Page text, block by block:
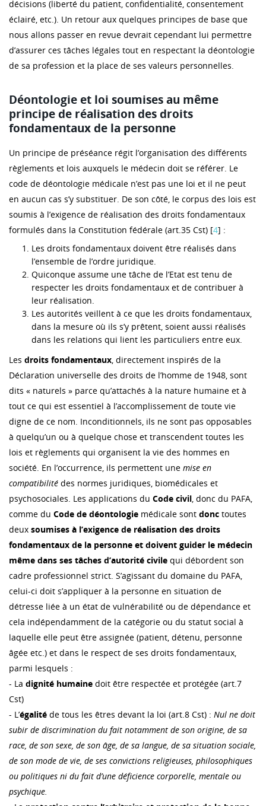
décisions (liberté du patient, confidentialité, consentement
éclairé, etc.). Un retour aux quelques principes de base que
nous allons passer en revue devrait cependant lui permettre
d’assurer ces tâches légales tout en respectant la déontologie
de sa profession et la place de ses valeurs personnelles.
Déontologie et loi soumises au même
principe de réalisation des droits
fondamentaux de la personne
Un principe de préséance régit l’organisation des différents
règlements et lois auxquels le médecin doit se référer. Le
code de déontologie médicale n’est pas une loi et il ne peut
en aucun cas s’y substituer. De son côté, le corpus des lois est
soumis à l’exigence de réalisation des droits fondamentaux
formulés dans la Constitution fédérale (art.35 Cst) [4] :
Les droits fondamentaux doivent être réalisés dans
l’ensemble de l’ordre juridique.
Quiconque assume une tâche de l’Etat est tenu de
respecter les droits fondamentaux et de contribuer à
leur réalisation.
Les autorités veillent à ce que les droits fondamentaux,
dans la mesure où ils s’y prêtent, soient aussi réalisés
dans les relations qui lient les particuliers entre eux.
Les droits fondamentaux, directement inspirés de la
Déclaration universelle des droits de l’homme de 1948, sont
dits « naturels » parce qu’attachés à la nature humaine et à
tout ce qui est essentiel à l’accomplissement de toute vie
digne de ce nom. Inconditionnels, ils ne sont pas opposables
à quelqu’un ou à quelque chose et transcendent toutes les
lois et règlements qui organisent la vie des hommes en
société. En l’occurrence, ils permettent une mise en
compatibilité des normes juridiques, biomédicales et
psychosociales. Les applications du Code civil, donc du PAFA,
comme du Code de déontologie médicale sont donc toutes
deux soumises à l’exigence de réalisation des droits
fondamentaux de la personne et doivent guider le médecin
même dans ses tâches d’autorité civile qui débordent son
cadre professionnel strict. S’agissant du domaine du PAFA,
celui-ci doit s’appliquer à la personne en situation de
détresse liée à un état de vulnérabilité ou de dépendance et
cela indépendamment de la catégorie ou du statut social à
laquelle elle peut être assignée (patient, détenu, personne
âgée etc.) et dans le respect de ses droits fondamentaux,
parmi lesquels :
- La dignité humaine doit être respectée et protégée (art.7
Cst)
- L’égalité de tous les êtres devant la loi (art.8 Cst) : Nul ne doit
subir de discrimination du fait notamment de son origine, de sa
race, de son sexe, de son âge, de sa langue, de sa situation sociale,
de son mode de vie, de ses convictions religieuses, philosophiques
ou politiques ni du fait d’une déficience corporelle, mentale ou
psychique.